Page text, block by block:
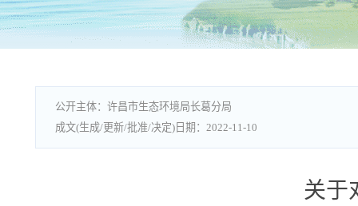
许昌市生态环境局长葛分局
2022-11-10
关于